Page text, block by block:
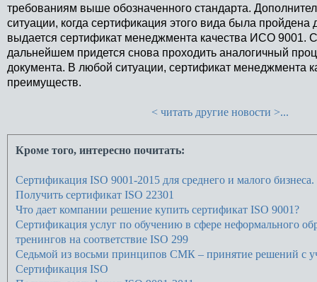
требованиям выше обозначенного стандарта.
ситуации, когда сертификация этого вида была
выдается сертификат менеджмента качества ИСО 9001.
дальнейшем придется снова проходить аналогичный
документа. В любой ситуации, сертификат менеджмента
преимуществ.
< читать другие новости >...
Кроме того, интересно почитать:
Cертификация ISO 9001-2015 для среднего и малого бизнеса.
Получить сертификат ISO 22301
Что дает компании решение купить сертификат ISO 9001?
Сертификация услуг по обучению в сфере неформального
тренингов на соответствие ISO 299
Седьмой из восьми принципов СМК – принятие решений с
Сертификация ISO